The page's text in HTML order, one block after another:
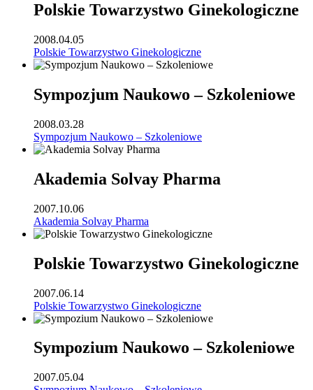
Polskie Towarzystwo Ginekologiczne
2008.04.05
Polskie Towarzystwo Ginekologiczne
Sympozjum Naukowo – Szkoleniowe
2008.03.28
Sympozjum Naukowo – Szkoleniowe
Akademia Solvay Pharma
2007.10.06
Akademia Solvay Pharma
Polskie Towarzystwo Ginekologiczne
2007.06.14
Polskie Towarzystwo Ginekologiczne
Sympozium Naukowo – Szkoleniowe
2007.05.04